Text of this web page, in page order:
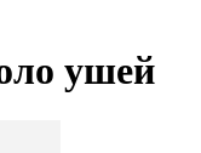
ушей